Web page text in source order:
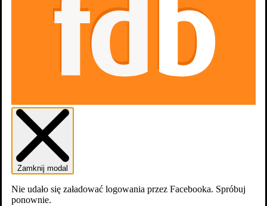
Zamknij modal
Nie udało się załadować logowania przez Facebooka. Spróbuj
ponownie.